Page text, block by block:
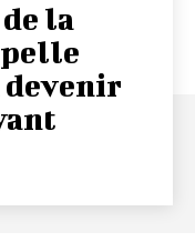
de la
devenir